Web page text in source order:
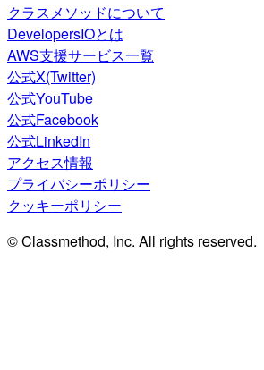
クラスメソッドについて
DevelopersIOとは
AWS支援サービス一覧
公式X(Twitter)
公式YouTube
公式Facebook
公式LinkedIn
アクセス情報
プライバシーポリシー
クッキーポリシー
© Classmethod, Inc. All rights reserved.